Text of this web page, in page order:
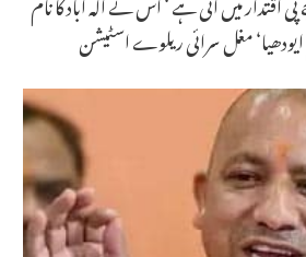
مغل سرائی ریلوے اسٹیشن